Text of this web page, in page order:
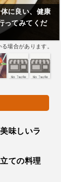
に良い、健康
ってみてくだ
場合があります。
味しいラ
ての料理